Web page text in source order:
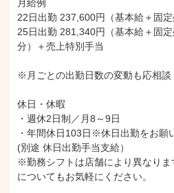
月給例
22日出勤 237,600円（基本給＋固
25日出勤 281,340円（基本給＋固
分）＋売上特別手当
※月ごとの出勤日数の変動も応相談
休日・休暇
・週休2日制／月8～9日
・年間休日103日※休日出勤をお願
(別途 休日出勤手当支給）
※勤務シフトは店舗により異なり
についてもお気軽にください。